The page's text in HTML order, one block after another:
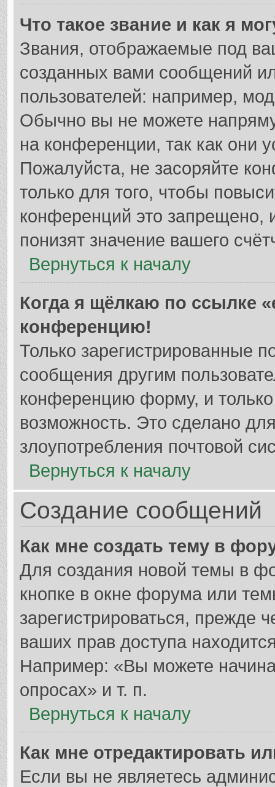
Что такое звание и как я
Звания, отображаемые под
созданных вами сообщений
пользователей: например,
Обычно вы не можете
на конференции, так как они
Пожалуйста, не засоряйте
только для того, чтобы
конференций это запрещено,
понизят значение вашего
Вернуться к началу
Когда я щёлкаю по ссылке
конференцию!
Только зарегистрированные
сообщения другим
конференцию форму, и
возможность. Это сделано
злоупотребления почтовой
Вернуться к началу
Создание сообщений
Как мне создать тему в
Для создания новой темы в
кнопке в окне форума или
зарегистрироваться, прежде
ваших прав доступа
Например: «Вы можете
опросах» и т. п.
Вернуться к началу
Как мне отредактировать
Если вы не являетесь